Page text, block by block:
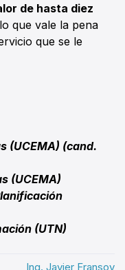
de hasta diez
que vale la pena
que se le
(UCEMA) (cand.
(UCEMA)
(UTN)
Ing. Javier Fransoy